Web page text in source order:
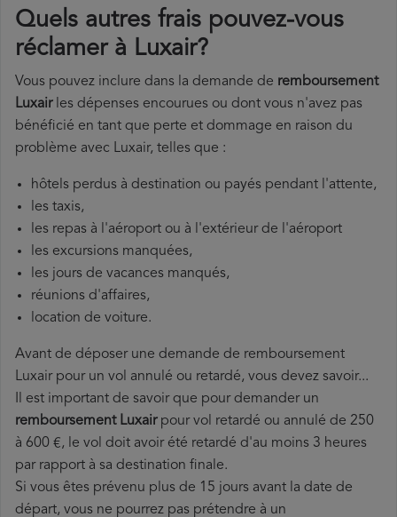
Quels autres frais pouvez-vous
réclamer à Luxair?
Vous pouvez inclure dans la demande de remboursement
Luxairles dépenses encourues ou dont vous n'avez pas
bénéficié en tant que perte et dommage en raison du
problème avec Luxair, telles que :
hôtels perdus à destination ou payés pendant l'attente,
les taxis,
les repas à l'aéroport ou à l'extérieur de l'aéroport
les excursions manquées,
les jours de vacances manqués,
réunions d'affaires,
location de voiture.
Avant de déposer une demande de remboursement
Luxair pour un vol annulé ou retardé, vous devez savoir...
Il est important de savoir que pour demander un
remboursement Luxairpour vol retardé ou annulé de 250
à 600 €, le vol doit avoir été retardé d'au moins 3 heures
par rapport à sa destination finale.
Si vous êtes prévenu plus de 15 jours avant la date de
départ, vous ne pourrez pas prétendre à un